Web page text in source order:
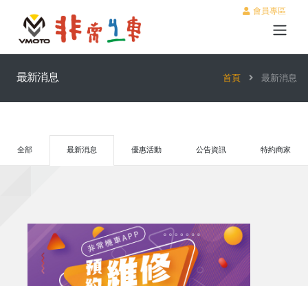
會員專區
最新消息 首頁 最新消息
全部 最新消息 優惠活動 公告資訊 特約商家